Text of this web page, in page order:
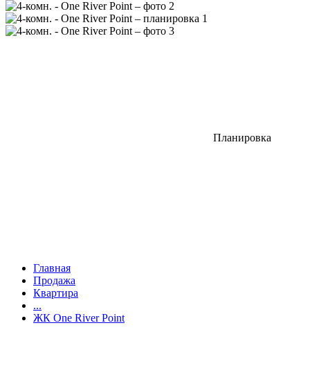
Планировка
Главная
Продажа
Квартира
...
ЖК One River Point